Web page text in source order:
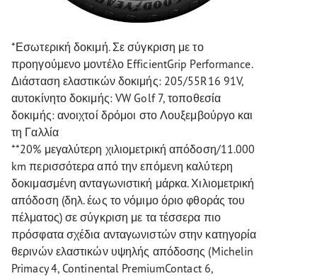
*Εσωτερική δοκιμή. Σε σύγκριση με το
προηγούμενο μοντέλο EfficientGrip Performance.
Διάσταση ελαστικών δοκιμής: 205/55R16 91V,
αυτοκίνητο δοκιμής: VW Golf 7, τοποθεσία
δοκιμής: ανοιχτοί δρόμοι στο Λουξεμβούργο και
τη Γαλλία
**20% μεγαλύτερη χιλιομετρική απόδοση/11.000
km περισσότερα από την επόμενη καλύτερη
δοκιμασμένη ανταγωνιστική μάρκα. Χιλιομετρική
απόδοση (δηλ. έως το νόμιμο όριο φθοράς του
πέλματος) σε σύγκριση με τα τέσσερα πιο
πρόσφατα σχέδια ανταγωνιστών στην κατηγορία
θερινών ελαστικών υψηλής απόδοσης (Michelin
Primacy 4, Continental PremiumContact 6,